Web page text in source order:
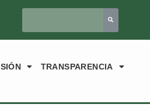
TRANSPARENCIA